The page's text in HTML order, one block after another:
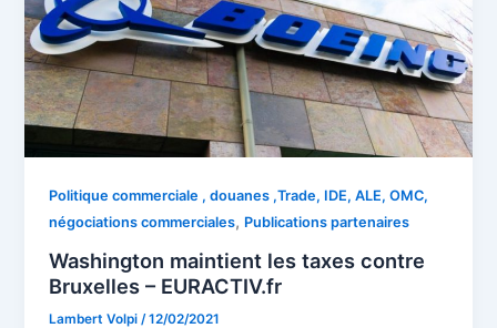
Politique commerciale , douanes ,Trade, IDE, ALE, OMC,
négociations commerciales, Publications partenaires
Washington maintient les taxes contre
Bruxelles – EURACTIV.fr
Lambert Volpi/12/02/2021